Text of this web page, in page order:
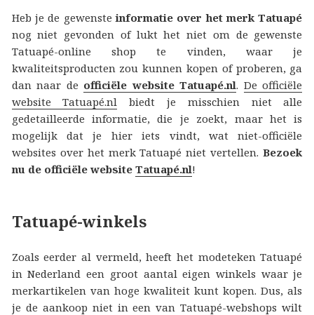
Heb je de gewensteinformatie over het merk Tatuapé
nog niet gevonden of lukt het niet om de gewenste
Tatuapé-online shop te vinden, waar je
kwaliteitsproducten zou kunnen kopen of proberen, ga
dan naar de officiële website Tatuapé.nl. De officiële
website Tatuapé.nl biedt je misschien niet alle
gedetailleerde informatie, die je zoekt, maar het is
mogelijk dat je hier iets vindt, wat niet-officiële
websites over het merk Tatuapé niet vertellen.Bezoek
nu de officiële website Tatuapé.nl!
Tatuapé-winkels
Zoals eerder al vermeld, heeft het modeteken Tatuapé
in Nederland een groot aantal eigen winkels waar je
merkartikelen van hoge kwaliteit kunt kopen. Dus, als
je de aankoop niet in een van Tatuapé-webshops wilt